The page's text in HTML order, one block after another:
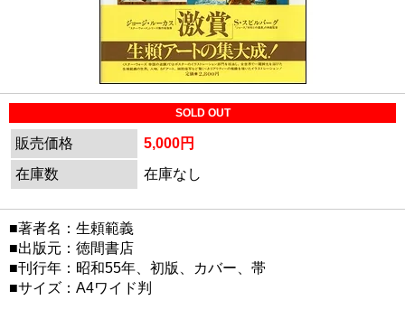
SOLD OUT
販売価格
5,000円
在庫数
在庫なし
■著者名：生頼範義
■出版元：徳間書店
■刊行年：昭和55年、初版、カバー、帯
■サイズ：A4ワイド判